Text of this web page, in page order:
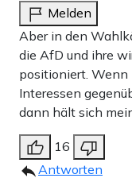
Melden
Aber in den
die AfD und ihre
positioniert. Wenn
Interessen
dann hält sich
16
Antworten